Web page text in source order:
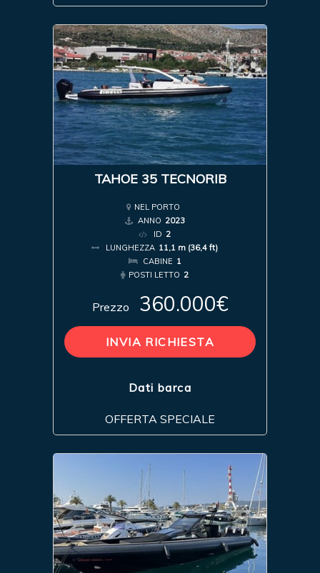
TAHOE 35 TECNORIB
NEL PORTO
ANNO 2023
ID 2
LUNGHEZZA 11,1 m (36,4 ft)
CABINE 1
POSTI LETTO 2
Prezzo 360.000€
INVIA RICHIESTA
Dati barca
OFFERTA SPECIALE